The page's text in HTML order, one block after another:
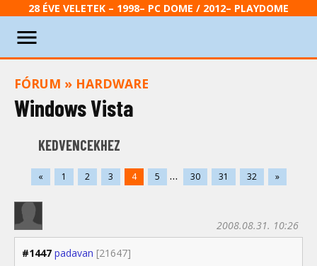
28 ÉVE VELETEK – 1998– PC DOME / 2012– PLAYDOME
FÓRUM » HARDWARE
Windows Vista
KEDVENCEKHEZ
« 1 2 3 4 5 ... 30 31 32 »
#1447 padavan [21647]
2008.08.31. 10:26